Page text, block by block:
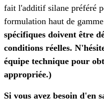
fait l'additif silane préféré
formulation haut de
spécifiques doivent être
conditions réelles.
équipe technique pour
appropriée.)
Si vous avez besoin d'en